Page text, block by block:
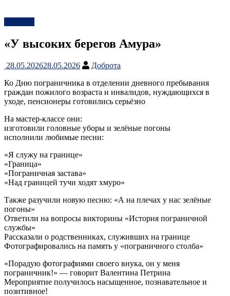
«У высоких берегов Амура»
28.05.202628.05.2026
Доброта
Ко Дню пограничника в отделении дневного пребывания
граждан пожилого возраста и инвалидов, нуждающихся в
уходе, пенсионеры готовились серьёзно
На мастер-классе они:
изготовили головные уборы и зелёные погоны
исполнили любимые песни:
«Я служу на границе»
«Граница»
«Пограничная застава»
«Над границей тучи ходят хмуро»
Также разучили новую песню: «А на плечах у нас зелёные
погоны»
Ответили на вопросы викторины «История пограничной
службы»
Рассказали о родственниках, служивших на границе
Фотографировались на память у «пограничного столба»
«Порадую фотографиями своего внука, он у меня
пограничник!» — говорит Валентина Петрина
Мероприятие получилось насыщенное, познавательное и
позитивное!